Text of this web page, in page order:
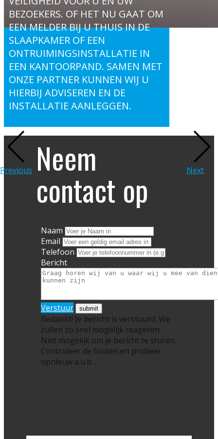
BEZOEKERS. OF HET NU GAAT OM
EEN MELDER BIJ U THUIS IN DE
SLAAPKAMER OF EEN
ONTRUIMINGSINSTALLATIE IN
EEN KANTOORPAND. SAMEN MET
ONZE PARTNER KUNNEN WIJ U
HIERBIJ ADVISEREN EN DE
INSTALLATIE AANLEGGEN.
Previous Next
Neem
contact op
Naam
Email
Telefoon
Bericht
Verstuur
Bedankt! Je bericht is verstuurd. We
zullen zo snel mogelijk reageren.
Niet mogelijk om je bericht te sturen.
Controleer de fouten en probeer
opnieuw a.u.b. .